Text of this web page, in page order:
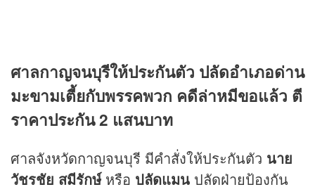
ศาลกาญจนบุรีให้ประกันตัว ปลัดอำเภอด่าน
มะขามเตี้ยกับพรรคพวก คดีล่าหมีขอแล้ว ตี
ราคาประกัน 2 แสนบาท
ศาลจังหวัดกาญจนบุรี มีคำสั่งให้ประกันตัว นาย
วัชรชัย สมีรักษ์หรือ ปลัดแมน ปลัดฝ่ายป้องกัน